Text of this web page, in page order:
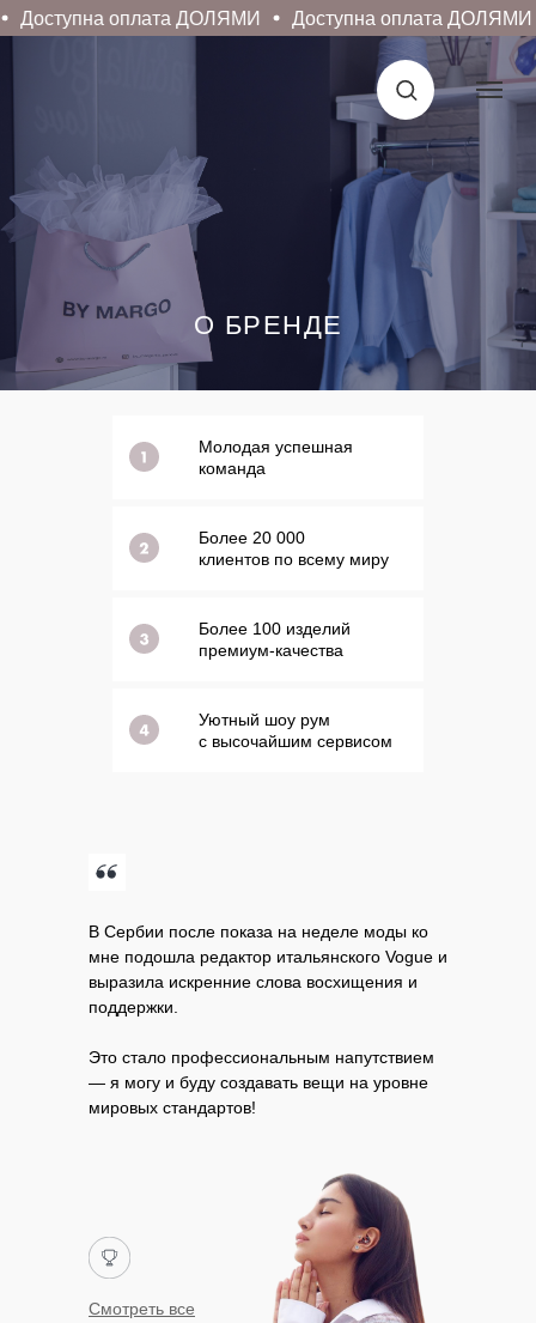
оплата ДОЛЯМИ Доступна оплата ДОЛЯМИ
О БРЕНДЕ
Молодая успешная
команда
Более 20 000
клиентов по всему миру
Более 100 изделий
премиум-качества
Уютный шоу рум
с высочайшим сервисом
В Сербии после показа на неделе моды ко
мне подошла редактор итальянского Vogue и
выразила искренние слова восхищения и
поддержки.
Это стало профессиональным напутствием
— я могу и буду создавать вещи на уровне
мировых стандартов!
Смотреть все